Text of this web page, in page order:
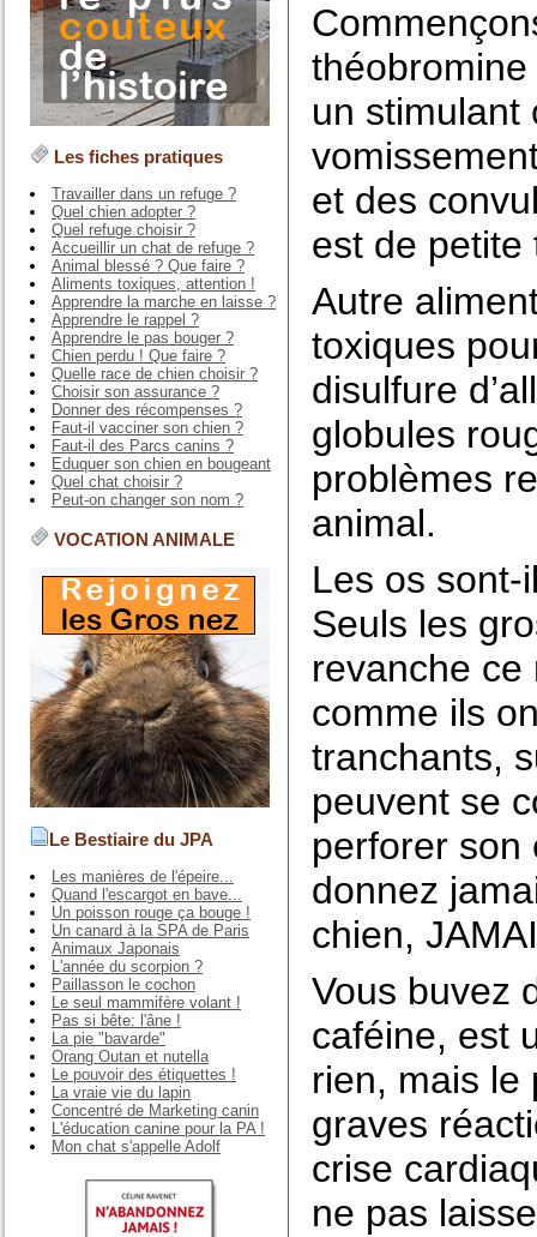
Les fiches pratiques
Travailler dans un refuge ?
Quel chien adopter ?
Quel refuge choisir ?
Accueillir un chat de refuge ?
Animal blessé ? Que faire ?
Aliments toxiques, attention !
Apprendre la marche en laisse ?
Apprendre le rappel ?
Apprendre le pas bouger ?
Chien perdu ! Que faire ?
Quelle race de chien choisir ?
Choisir son assurance ?
Donner des récompenses ?
Faut-il vacciner son chien ?
Faut-il des Parcs canins ?
Eduquer son chien en bougeant
Quel chat choisir ?
Peut-on changer son nom ?
VOCATION ANIMALE
Le Bestiaire du JPA
Les manières de l'épeire...
Quand l'escargot en bave...
Un poisson rouge ça bouge !
Un canard à la SPA de Paris
Animaux Japonais
L'année du scorpion ?
Paillasson le cochon
Le seul mammifère volant !
Pas si bête: l'âne !
La pie "bavarde"
Orang Outan et nutella
Le pouvoir des étiquettes !
La vraie vie du lapin
Concentré de Marketing canin
L'éducation canine pour la PA !
Mon chat s'appelle Adolf
théobromine
un stimulant
et des
est de petite
Autre
toxiques
disulfure
globules
problèmes
animal.
Les os sont-
Seuls les
revanche ce
comme ils
tranchants,
peuvent se
perforer son
donnez
chien,
Vous buvez
caféine, est
rien, mais le
graves
crise
ne pas